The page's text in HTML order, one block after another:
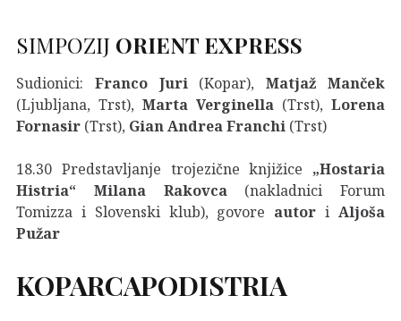
SIMPOZIJ ORIENT EXPRESS
Sudionici: Franco Juri (Kopar),Matjaž Manček
(Ljubljana, Trst), Marta Verginella (Trst), Lorena
Fornasir (Trst), Gian Andrea Franchi (Trst)
18.30 Predstavljanje trojezične knjižice „Hostaria
Histria“ Milana Rakovca(nakladnici Forum
Tomizza i Slovenski klub), govore autoriAljoša
Pužar
KOPARCAPODISTRIA